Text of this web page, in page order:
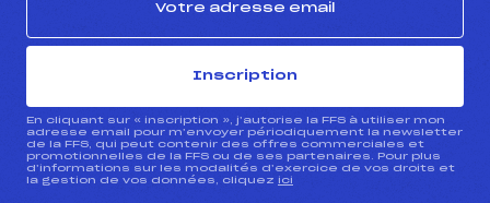
Inscription
En cliquant sur « inscription », j’autorise la FFS à utiliser mon
adresse email pour m’envoyer périodiquement la newsletter
de la FFS, qui peut contenir des offres commerciales et
promotionnelles de la FFS ou de ses partenaires. Pour plus
d’informations sur les modalités d’exercice de vos droits et
la gestion de vos données, cliquez ici